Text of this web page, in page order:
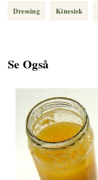
Dressing Kinesisk
Se Også